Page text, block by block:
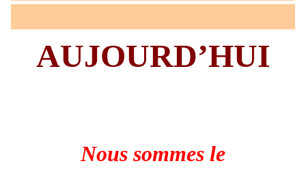
AUJOURD’HUI
Nous sommes le